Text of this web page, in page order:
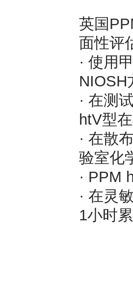
英国
面性评
· 使用
NIOSH
· 在测
htV型
· 在散
验室化
· PPM
· 在灵
1小时